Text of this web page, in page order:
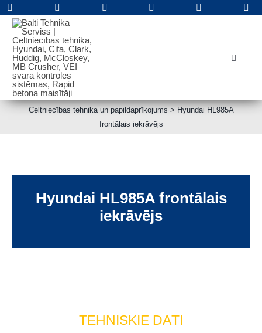
Skip
content
Toggle
PAR KOMPĀNIJU
Jauna tehnika
Kontakti
Celtniecības tehnika un papildaprīkojums > Hyundai HL985A
frontālais iekrāvējs
Hyundai HL985A frontālais
iekrāvējs